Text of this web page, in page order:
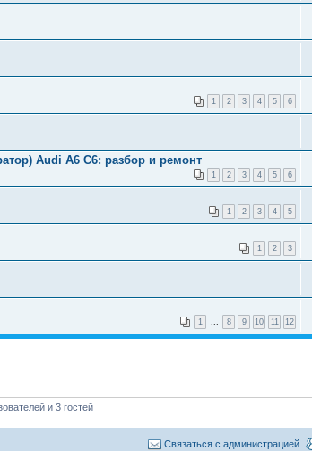
1 2 3 4 5 6
Audi A6 C6: разбор и ремонт
1 2 3 4 5 6
1 2 3 4 5
1 2 3
1 ... 8 9 10 11 12
и 3 гостей
Связаться с администрацией